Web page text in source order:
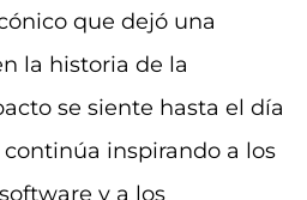
que dejó una
la historia de la
se siente hasta el día
inspirando a los
y a los